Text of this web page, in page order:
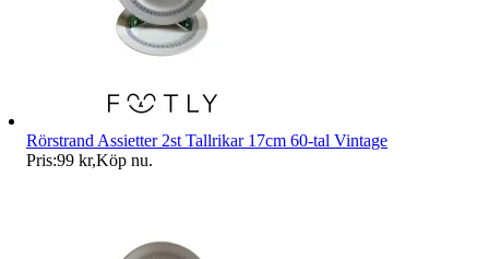
Rörstrand Assietter 2st Tallrikar 17cm 60-tal Vintage
Pris:99 kr,Köp nu.